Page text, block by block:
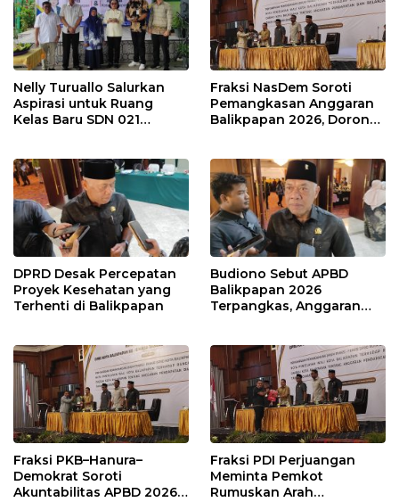
Nelly Turuallo Salurkan
Aspirasi untuk Ruang
Kelas Baru SDN 021
Fraksi NasDem Soroti
Pemangkasan Anggaran
Balikpapan 2026, Dorong
DPRD Desak Percepatan
Proyek Kesehatan yang
Terhenti di Balikpapan
Budiono Sebut APBD
Balikpapan 2026
Terpangkas, Anggaran
Fraksi PKB–Hanura–
Demokrat Soroti
Akuntabilitas APBD 2026
Fraksi PDI Perjuangan
Meminta Pemkot
Rumuskan Arah